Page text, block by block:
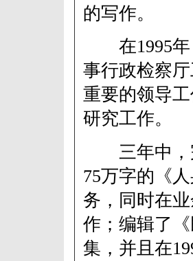
的写作。
在1995年
事行政检察
重要的领导
研究工作。
三年中，
75万字的《
务，同时在
作；编辑了
集，并且在